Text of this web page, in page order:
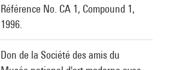
Référence No. CA 1, Compound 1,
1996.
Don de la Société des amis du